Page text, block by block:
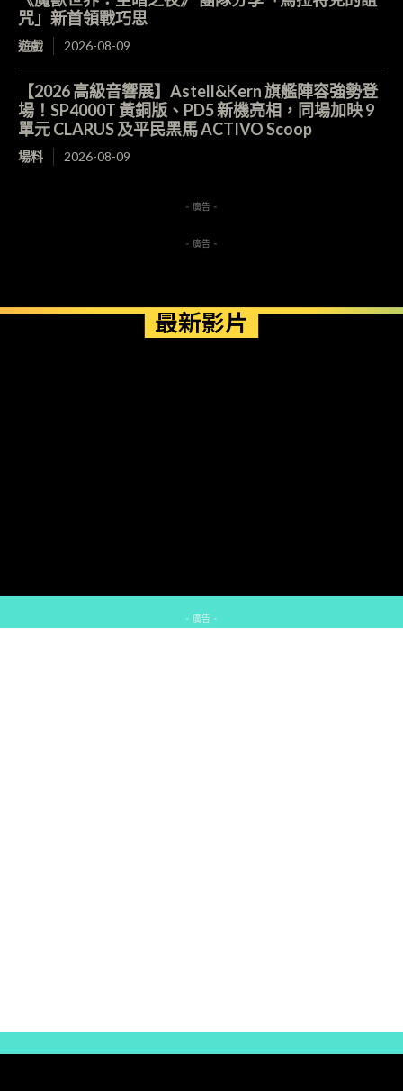
咒」新首領戰巧思
遊戲 2026-08-09
【2026 高級音響展】Astell&Kern 旗艦陣容強勢登
場！SP4000T 黃銅版、PD5 新機亮相，同場加映 9
單元 CLARUS 及平民黑馬 ACTIVO Scoop
場料 2026-08-09
- 廣告 -
- 廣告 -
最新影片
- 廣告 -